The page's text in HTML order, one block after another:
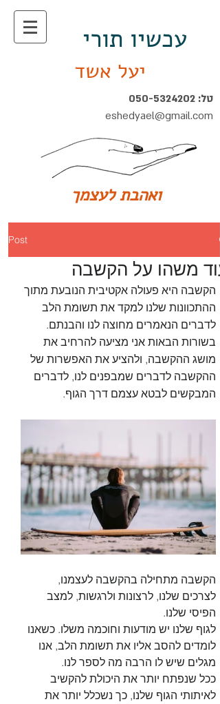
עכשיו תורי
יעל אשד
טל: 050-5324202
eshedyael@gmail.com
ואהבת לעצמך
Post
עוד משהו על הקשבה
הקשבה היא פעולה אקטיבית הנובעת מתוך
ההתכוונות שלנו למקד את תשומת הלב
לדברים הנאמרים מחוצה לנו והבנתם.
בשורות הבאות אני מציעה להרחיב את
מושג ההקשבה, ולהציע את האפשרות של
ההקשבה לדברים שמבפנים לנו, לדברים
המבקשים לבטא עצמם דרך הגוף.
הקשבה מתחילה בהקשבה לעצמנו,
לצרכים שלנו, לרצונות ולרגשות, למצב
הפיסי שלנו.
לגוף שלנו יש מודעות וחוכמה משלו. כשאנו
לומדים להסב אליו את תשומת הלב, אנו
מגלים שיש לו הרבה מה לספר לנו.
ככל שנפתח יותר את היכולת להקשיב
לאיתותי הגוף שלנו, כך נשכלל יותר את